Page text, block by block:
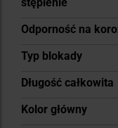
Odporność na
Typ blokady
Długość całkowita
Kolor główny